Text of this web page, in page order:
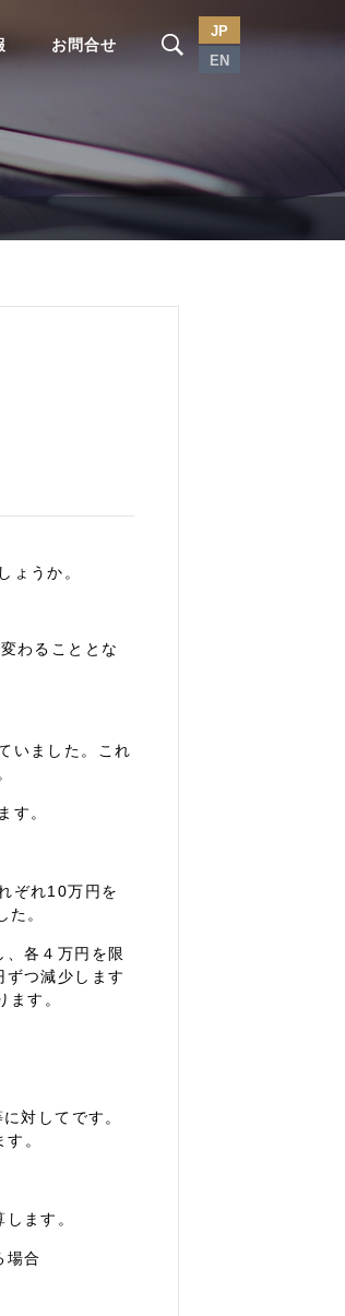
お問合せ
JP
EN
ょうか。
わることとな
いました。これ
す。
ぞれ10万円を
。
各４万円を限
つ減少します
す。
対してです。
。
ます。
場合